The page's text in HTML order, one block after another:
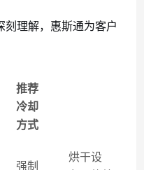
理解，惠斯通为客户
推荐
冷却
方式
强制
烘干设